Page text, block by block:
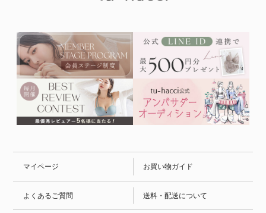
マイページ お買い物ガイド
よくあるご質問 送料・配送について